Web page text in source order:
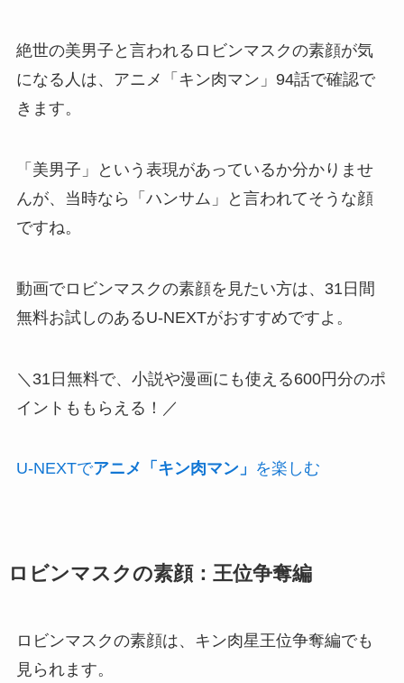
絶世の美男子と言われるロビンマスクの素顔が気
になる人は、 アニメ 「 キン肉マン 」 94話で確認で
きます。
「美男子」という表現があっているか分かりませ
んが、当時なら「ハンサム」と言われてそうな顔
ですね。
動画でロビンマスクの素顔を見たい方は、 31日間
無料お試しのあるU-NEXTがおすすめですよ。
＼31日無料で、小説や漫画にも使える600円分のポ
イントももらえる！／
U-NEXTでアニメ「キン肉マン」 を楽しむ
ロビンマスクの素顔：王位争奪編
ロビンマスクの素顔は、キン肉星王位争奪編でも
見られます。